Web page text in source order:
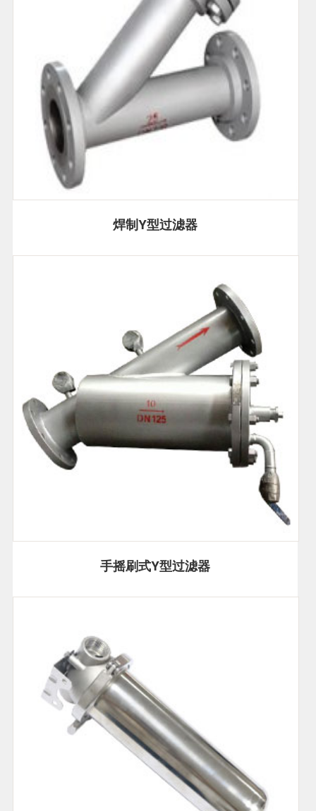
焊制Y型过滤器
手摇刷式Y型过滤器